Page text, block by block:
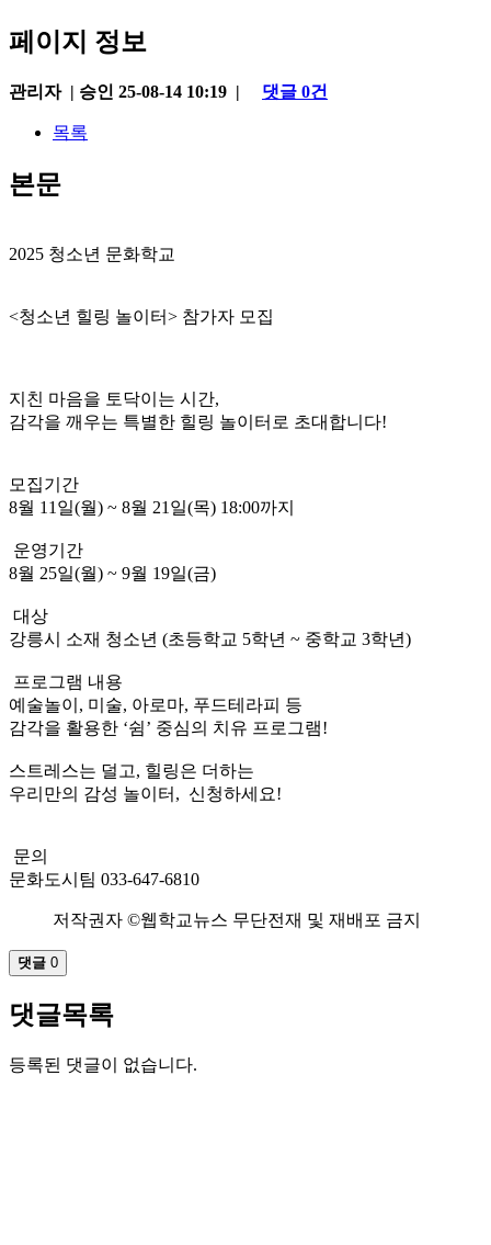
페이지 정보
관리자| 승인 25-08-14 10:19 | 댓글 0건
목록
본문
2025 청소년 문화학교
<청소년 힐링 놀이터> 참가자 모집
지친 마음을 토닥이는 시간,
감각을 깨우는 특별한 힐링 놀이터로 초대합니다!
모집기간
8월 11일(월) ~ 8월 21일(목) 18:00까지
운영기간
8월 25일(월) ~ 9월 19일(금)
대상
강릉시 소재 청소년 (초등학교 5학년 ~ 중학교 3학년)
프로그램 내용
예술놀이, 미술, 아로마, 푸드테라피 등
감각을 활용한 ‘쉼’ 중심의 치유 프로그램!
스트레스는 덜고, 힐링은 더하는
우리만의 감성 놀이터, 신청하세요!
문의
문화도시팀 033-647-6810
저작권자 ©웹학교뉴스 무단전재 및 재배포 금지
댓글 0
댓글목록
등록된 댓글이 없습니다.